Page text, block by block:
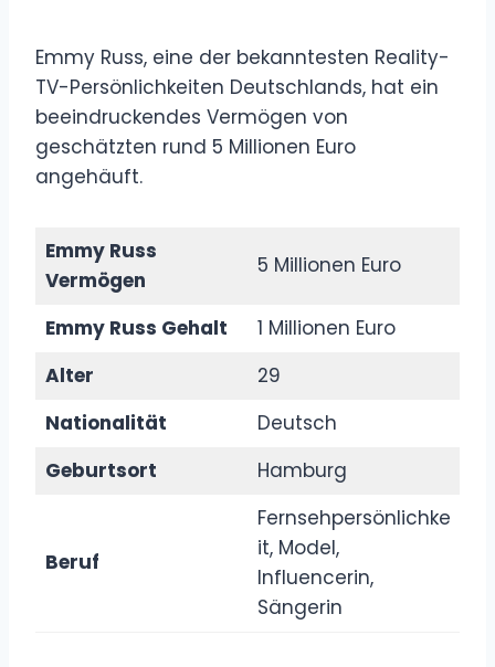
Emmy Russ, eine der bekanntesten Reality-
TV-Persönlichkeiten Deutschlands, hat ein
beeindruckendes Vermögen von
geschätzten rund 5 Millionen Euro
angehäuft.
Emmy Russ
Vermögen
5 Millionen Euro
Emmy Russ Gehalt
1 Millionen Euro
Alter
29
Nationalität
Deutsch
Geburtsort
Hamburg
Beruf
Fernsehpersönlichke
it, Model,
Influencerin,
Sängerin